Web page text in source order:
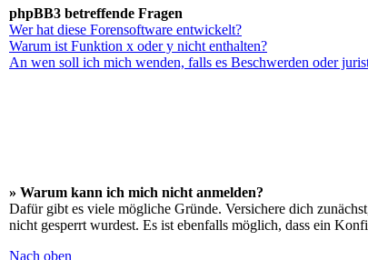
phpBB3 betreffende Fragen
Wer hat diese Forensoftware entwickelt?
Warum ist Funktion x oder y nicht enthalten?
An wen soll ich mich wenden, falls es Beschwerden oder
» Warum kann ich mich nicht anmelden?
Dafür gibt es viele mögliche Gründe. Versichere dich
nicht gesperrt wurdest. Es ist ebenfalls möglich, dass ein
Nach oben